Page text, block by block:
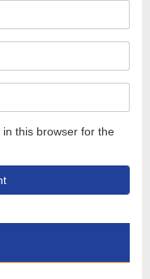
this browser for the